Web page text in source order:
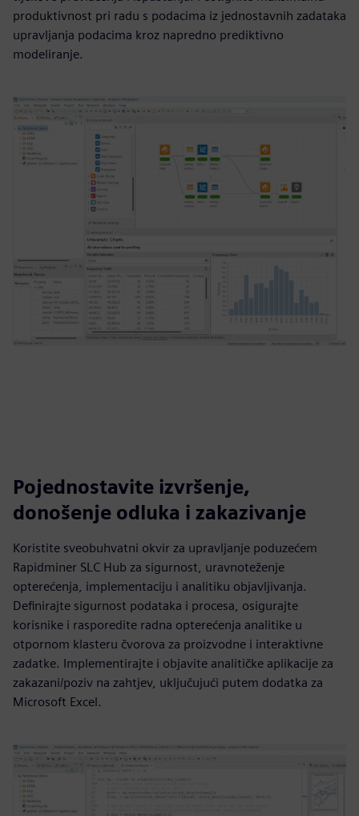
produktivnost pri radu s podacima iz jednostavnih zadataka
upravljanja podacima kroz napredno prediktivno
modeliranje.
Pojednostavite izvršenje,
donošenje odluka i zakazivanje
Koristite sveobuhvatni okvir za upravljanje poduzećem
Rapidminer SLC Hub za sigurnost, uravnoteženje
opterećenja, implementaciju i analitiku objavljivanja.
Definirajte sigurnost podataka i procesa, osigurajte
korisnike i rasporedite radna opterećenja analitike u
otpornom klasteru čvorova za proizvodne i interaktivne
zadatke. Implementirajte i objavite analitičke aplikacije za
zakazani/poziv na zahtjev, uključujući putem dodatka za
Microsoft Excel.